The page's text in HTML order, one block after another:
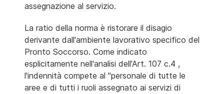
assegnazione al servizio.
La ratio della norma è ristorare il disagio
derivante dall'ambiente lavorativo specifico del
Pronto Soccorso. Come indicato
esplicitamente nell'analisi dell'Art. 107 c.4 ,
l'indennità compete al "personale di tutte le
aree e di tutti i ruoli assegnato ai servizi di